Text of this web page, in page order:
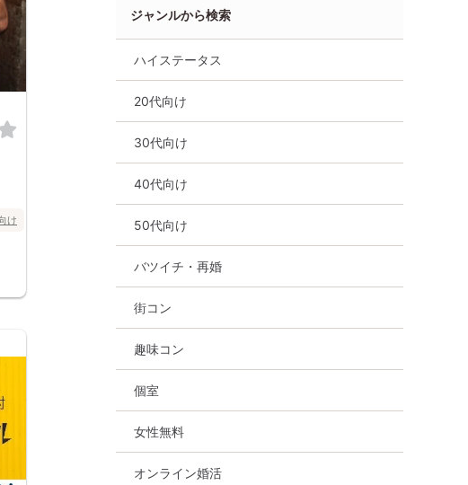
け 街コン 趣味コン
ジャンルから検索
ハイステータス
20代向け
30代向け
40代向け
50代向け
バツイチ・再婚
街コン
趣味コン
個室
女性無料
オンライン婚活